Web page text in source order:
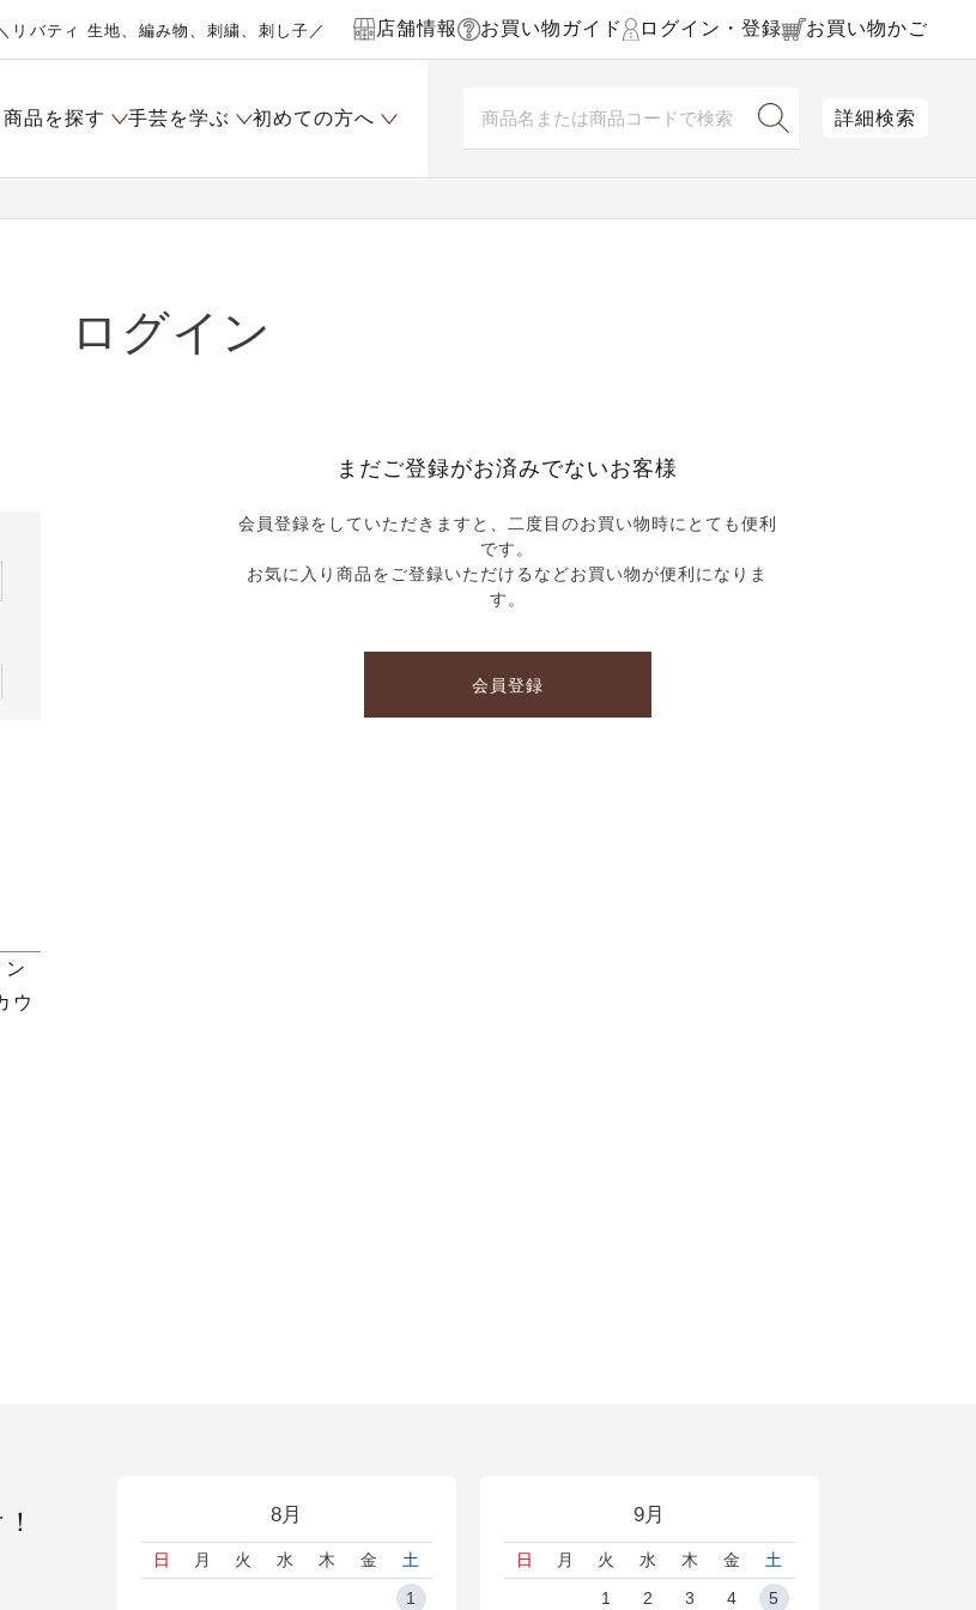
リバティ 生地、編み物、刺繍、刺し子／ 店舗情報 お買い物ガイド ログイン・登録 お買い物かご
商品を探す 手芸を学ぶ 初めての方へ 詳細検索
ログイン
ウ
まだご登録がお済みでないお客様
会員登録をしていただきますと、二度目のお買い物時にとても便利
です。
お気に入り商品をご登録いただけるなどお買い物が便利になりま
す。
会員登録
8月
日 月 火 水 木 金
土
1
9月
日 月 火 水 木 金
土
1
2 3 4 5